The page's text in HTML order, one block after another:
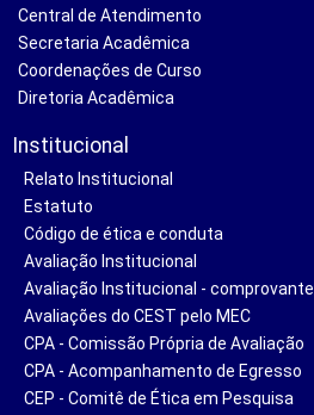
Central de Atendimento
Secretaria Acadêmica
Coordenações de Curso
Diretoria Acadêmica
Institucional
Relato Institucional
Estatuto
Código de ética e conduta
Avaliação Institucional
Avaliação Institucional - comprovante
Avaliações do CEST pelo MEC
CPA - Comissão Própria de Avaliação
CPA - Acompanhamento de Egresso
CEP - Comitê de Ética em Pesquisa